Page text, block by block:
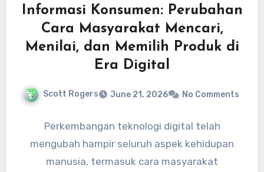
Informasi Konsumen: Perubahan
Cara Masyarakat Mencari,
Menilai, dan Memilih Produk di
Era Digital
Scott Rogers June 21, 2026 No Comments
Perkembangan teknologi digital telah
mengubah hampir seluruh aspek kehidupan
manusia, termasuk cara masyarakat